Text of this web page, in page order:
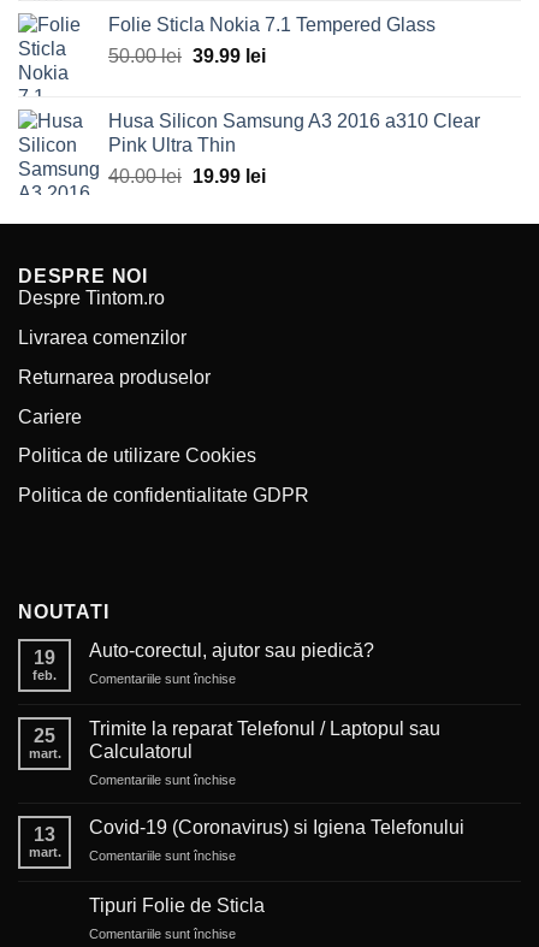
fost:
40.00 lei.
19.99 lei.
Folie Sticla Nokia 7.1 Tempered Glass
50.00lei Prețul
fost:
50.00 lei.
39.99 leiPrețul
39.99 lei.
Husa Silicon Samsung A3 2016 a310 Clear
Pink Ultra Thin
40.00lei Prețul
a
19.99 leiPrețul
este:
DESPRE NOI
Despre Tintom.ro
Livrarea comenzilor
Returnarea produselor
Cariere
Politica de utilizare Cookies
Politica de confidentialitate GDPR
NOUTATI
19
feb.
Auto-corectul, ajutor sau piedică?
Comentariile sunt închisepentru
corectul,
ajutor
piedică?
25
mart.
Trimite la reparat Telefonul / Laptopul sau
Calculatorul
Comentariile sunt închisepentru
Telefonul
Laptopul
Calculatorul
13
mart.
Covid-19 (Coronavirus) si Igiena Telefonului
Comentariile sunt închisepentru
19
(Coronavirus)
si
Tipuri Folie de Sticla
Comentariile sunt închisepentru